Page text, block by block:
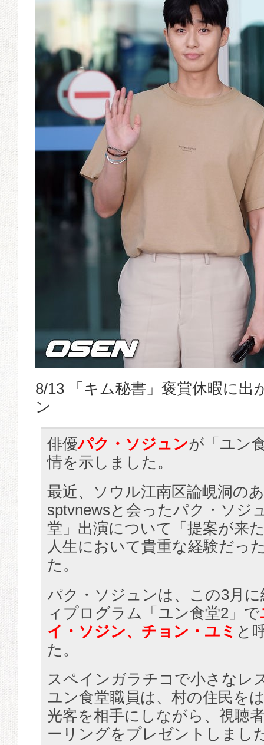
8/13 「キム秘書」褒賞休暇に出
ン
俳優パク・ソジュンが「ユン
情を示しました。
最近、ソウル江南区論峴洞の
sptvnewsと会ったパク・ソジ
堂」出演について「提案が来
人生において貴重な経験だっ
た。
パク・ソジュンは、この3月
ィプログラム「ユン食堂2」で
イ・ソジン、チョン・ユミ と
た。
スペインガラチコで小さなレ
ユン食堂職員は、村の住民を
光客を相手にしながら、視聴
ーリングをプレゼントしまし